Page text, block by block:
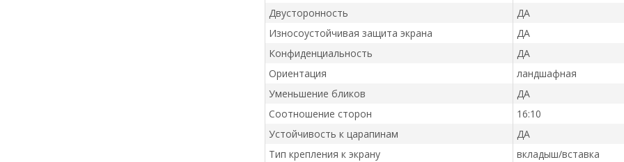
Двусторонность
ДА
Износоустойчивая защита экрана
ДА
Конфиденциальность
ДА
Ориентация
ландшафная
Уменьшение бликов
ДА
Соотношение сторон
16:10
Устойчивость к царапинам
ДА
Тип крепления к экрану
вкладыш/вставка